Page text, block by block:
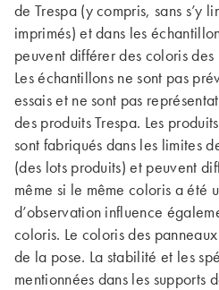
de Trespa (y compris, sans s’y
imprimés) et dans les
peuvent différer des coloris des
Les échantillons ne sont pas
essais et ne sont pas
des produits Trespa. Les
sont fabriqués dans les limites
(des lots produits) et peuvent
même si le même coloris a été
d’observation influence
coloris. Le coloris des
de la pose. La stabilité et les
mentionnées dans les supports